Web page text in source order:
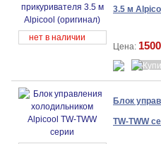
нет в наличии
3.5 м
Цена:
Блок
TW-TWW